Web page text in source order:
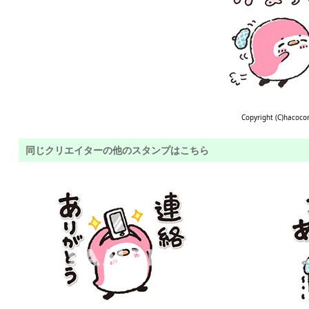
Copyright
同じクリエイターの他のスタンプはこちら